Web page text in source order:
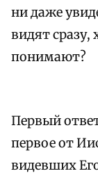
ни даже
видят
понимают?
Первый
первое от
видевших